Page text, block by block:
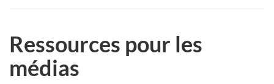
Ressources pour les
médias